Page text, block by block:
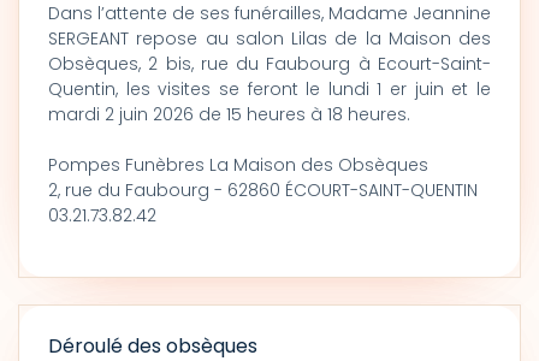
Dans l’attente de ses funérailles, Madame Jeannine
SERGEANT repose au salon Lilas de la Maison des
Obsèques, 2 bis, rue du Faubourg à Ecourt-Saint-
Quentin, les visites se feront le lundi 1 er juin et le
mardi 2 juin 2026 de 15 heures à 18 heures.
Pompes Funèbres La Maison des Obsèques
2, rue du Faubourg - 62860 ÉCOURT-SAINT-QUENTIN
03.21.73.82.42
Déroulé des obsèques